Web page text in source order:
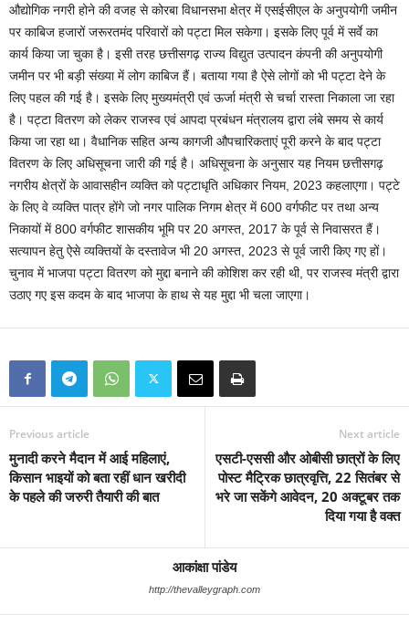
औद्योगिक नगरी होने की वजह से कोरबा विधानसभा क्षेत्र में एसईसीएल के अनुपयोगी जमीन
पर काबिज हजारों जरूरतमंद परिवारों को पट्टा मिल सकेगा। इसके लिए पूर्व में सर्वे का
कार्य किया जा चुका है। इसी तरह छत्तीसगढ़ राज्य विद्युत उत्पादन कंपनी की अनुपयोगी
जमीन पर भी बड़ी संख्या में लोग काबिज हैं। बताया गया है ऐसे लोगों को भी पट्टा देने के
लिए पहल की गई है। इसके लिए मुख्यमंत्री एवं ऊर्जा मंत्री से चर्चा रास्ता निकाला जा रहा
है। पट्टा वितरण को लेकर राजस्व एवं आपदा प्रबंधन मंत्रालय द्वारा लंबे समय से कार्य
किया जा रहा था। वैधानिक सहित अन्य कागजी औपचारिकताएं पूरी करने के बाद पट्टा
वितरण के लिए अधिसूचना जारी की गई है। अधिसूचना के अनुसार यह नियम छत्तीसगढ़
नगरीय क्षेत्रों के आवासहीन व्यक्ति को पट्टाधृति अधिकार नियम, 2023 कहलाएगा। पट्टे
के लिए वे व्यक्ति पात्र होंगे जो नगर पालिक निगम क्षेत्र में 600 वर्गफीट पर तथा अन्य
निकायों में 800 वर्गफीट शासकीय भूमि पर 20 अगस्त, 2017 के पूर्व से निवासरत हैं।
सत्यापन हेतु ऐसे व्यक्तियों के दस्तावेज भी 20 अगस्त, 2023 से पूर्व जारी किए गए हों।
चुनाव में भाजपा पट्टा वितरण को मुद्दा बनाने की कोशिश कर रही थी, पर राजस्व मंत्री द्वारा
उठाए गए इस कदम के बाद भाजपा के हाथ से यह मु्द्दा भी चला जाएगा।
Previous article
मुनादी करने मैदान में आई महिलाएं,
किसान भाइयों को बता रहीं धान खरीदी
के पहले की जरुरी तैयारी की बात
Next article
एसटी-एससी और ओबीसी छात्रों के लिए
पोस्ट मैट्रिक छात्रवृत्ति, 22 सितंबर से
भरे जा सकेंगे आवेदन, 20 अक्टूबर तक
दिया गया है वक्त
आकांक्षा पांडेय
http://thevalleygraph.com